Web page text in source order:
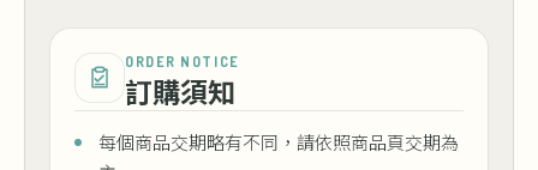
ORDER NOTICE
訂購須知
每個商品交期略有不同，請依照商品頁交期為